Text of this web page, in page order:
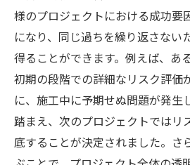
関係者間の効果的な協
明確なビジョンと目標
スムーズなコミュニケ
技術的イノベーション
プロジェクト計画の柔
様のプロジェクトにおける成功要
になり、同じ過ちを繰り返さない
得ることができます。例えば、あ
初期の段階での詳細なリスク評価
に、施工中に予期せぬ問題が発生
踏まえ、次のプロジェクトではリ
底することが決定されました。さ